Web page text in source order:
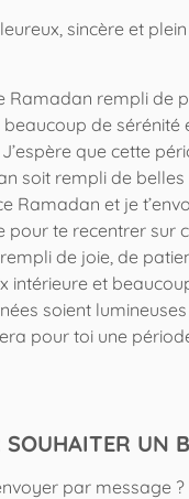
sincère et
Ramadan rempli de
de sérénité
que cette
soit rempli de
Ramadan et je
te recentrer sur
de joie, de
intérieure et
soient
pour toi une
SOUHAITER UN
par message